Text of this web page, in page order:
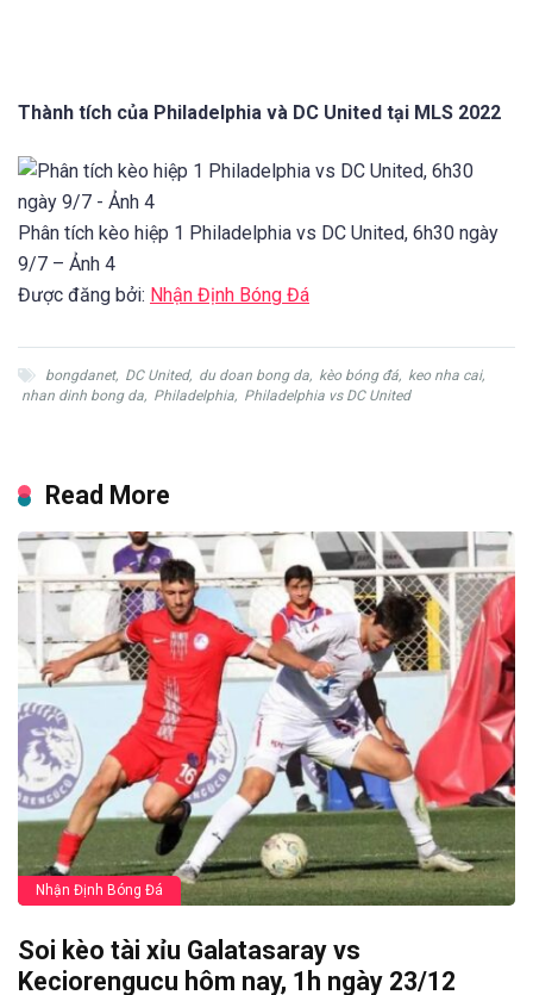
Thành tích của Philadelphia và DC United tại MLS 2022
Phân tích kèo hiệp 1 Philadelphia vs DC United, 6h30 ngày
9/7 – Ảnh 4
Được đăng bởi: Nhận Định Bóng Đá
bongdanet, DC United, du doan bong da, kèo bóng đá, keo nha cai,
nhan dinh bong da, Philadelphia, Philadelphia vs DC United
Read More
Nhận Định Bóng Đá
Soi kèo tài xỉu Galatasaray vs
Keciorengucu hôm nay, 1h ngày 23/12